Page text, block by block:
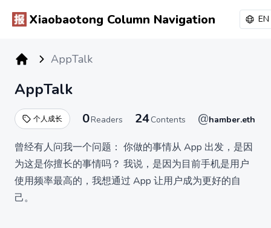
Xiaobaotong Column Navigation EN
AppTalk
AppTalk
个人成长 0Readers 24Contents @hamber.eth
曾经有人问我一个问题： 你做的事情从 App 出发，是因
为这是你擅长的事情吗？ 我说，是因为目前手机是用户
使用频率最高的，我想通过 App 让用户成为更好的自
己。